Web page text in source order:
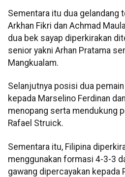
Sementara itu dua gelandang
Arkhan Fikri dan Achmad
dua bek sayap diperkirakan
senior yakni Arhan Pratama
Mangkualam.
Selanjutnya posisi dua
kepada Marselino Ferdinan
menopang serta mendukung
Rafael Struick.
Sementara itu, Filipina
menggunakan formasi 4-3-3
gawang dipercayakan kepada